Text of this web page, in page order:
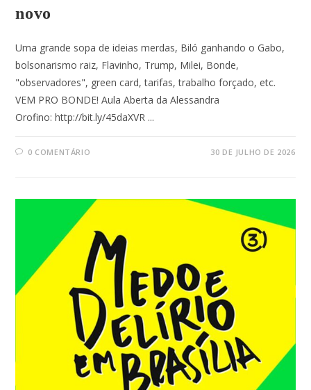
novo
Uma grande sopa de ideias merdas, Biló ganhando o Gabo,
bolsonarismo raiz, Flavinho, Trump, Milei, Bonde,
"observadores", green card, tarifas, trabalho forçado, etc.
VEM PRO BONDE! Aula Aberta da Alessandra
Orofino: http://bit.ly/45daXVR ...
0 COMENTÁRIO 30 DE JULHO DE 2026